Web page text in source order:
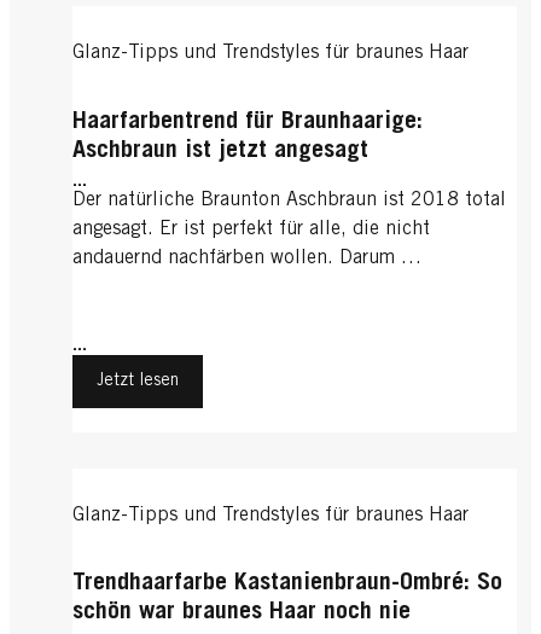
Glanz-Tipps und Trendstyles für braunes Haar
Haarfarbentrend für Braunhaarige:
Aschbraun ist jetzt angesagt
...
Der natürliche Braunton Aschbraun ist 2018 total
angesagt. Er ist perfekt für alle, die nicht
andauernd nachfärben wollen. Darum …
...
Jetzt lesen
Glanz-Tipps und Trendstyles für braunes Haar
Trendhaarfarbe Kastanienbraun-Ombré: So
schön war braunes Haar noch nie